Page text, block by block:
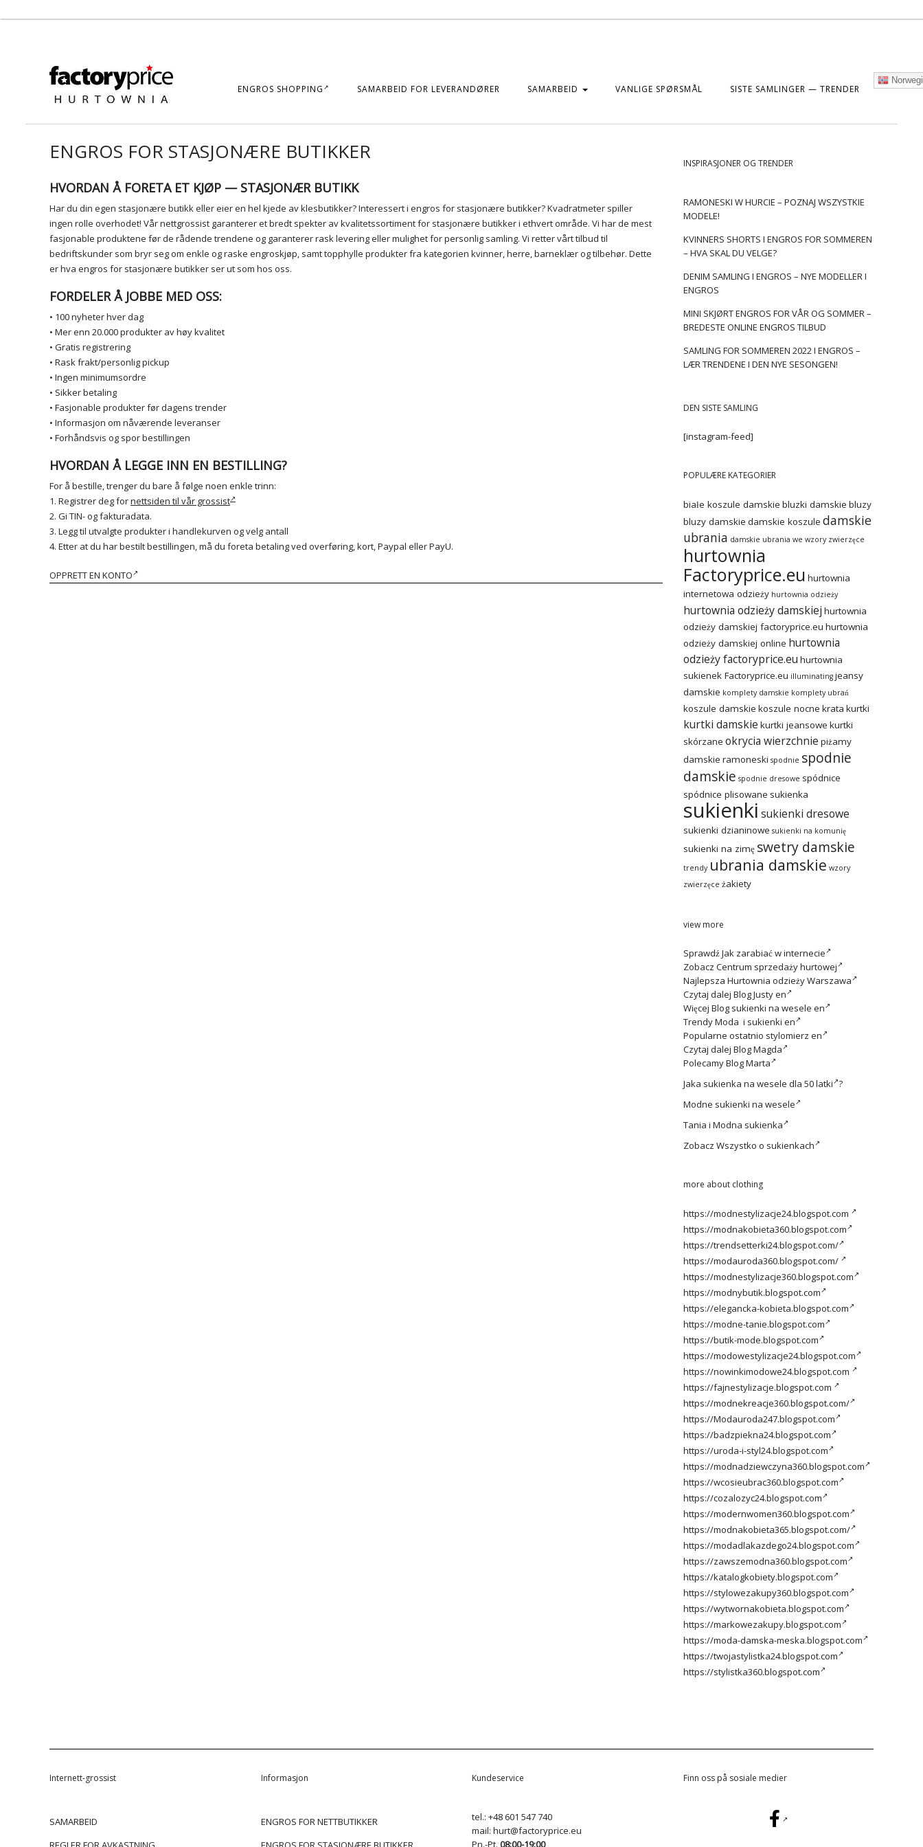
ENGROS SHOPPING SAMARBEID FOR LEVERANDØRER SAMARBEID VANLIGE SPØRSMÅL SISTE SAMLINGER — TRENDER
ENGROS FOR STASJONÆRE BUTIKKER
HVORDAN Å FORETA ET KJØP — STASJONÆR BUTIKK
Har du din egen stasjonære butikk eller eier en hel kjede av klesbutikker? Interessert i engros for stasjonære butikker? Kvadratmeter spiller
ingen rolle overhodet! Vår nettgrossist garanterer et bredt spekter av kvalitetssortiment for stasjonære butikker i ethvert område. Vi har de mest
fasjonable produktene før de rådende trendene og garanterer rask levering eller mulighet for personlig samling. Vi retter vårt tilbud til
bedriftskunder som bryr seg om enkle og raske engroskjøp, samt topphylle produkter fra kategorien kvinner, herre, barneklær og tilbehør. Dette
er hva engros for stasjonære butikker ser ut som hos oss.
FORDELER Å JOBBE MED OSS:
• 100 nyheter hver dag
• Mer enn 20.000 produkter av høy kvalitet
• Gratis registrering
• Rask frakt/personlig pickup
• Ingen minimumsordre
• Sikker betaling
• Fasjonable produkter før dagens trender
• Informasjon om nåværende leveranser
• Forhåndsvis og spor bestillingen
HVORDAN Å LEGGE INN EN BESTILLING?
For å bestille, trenger du bare å følge noen enkle trinn:
1. Registrer deg fornettsiden til vår grossist
2. Gi TIN- og fakturadata.
3. Legg til utvalgte produkter i handlekurven og velg antall
4. Etter at du har bestilt bestillingen, må du foreta betaling ved overføring, kort, Paypal eller PayU.
OPPRETT EN KONTO
INSPIRASJONER OG TRENDER
RAMONESKI W HURCIE – POZNAJ WSZYSTKIE
MODELE!
KVINNERS SHORTS I ENGROS FOR SOMMEREN
– HVA SKAL DU VELGE?
DENIM SAMLING I ENGROS – NYE MODELLER I
ENGROS
MINI SKJØRT ENGROS FOR VÅR OG SOMMER –
BREDESTE ONLINE ENGROS TILBUD
SAMLING FOR SOMMEREN 2022 I ENGROS –
LÆR TRENDENE I DEN NYE SESONGEN!
DEN SISTE SAMLING
[instagram-feed]
POPULÆRE KATEGORIER
białe koszule damskie bluzki damskie bluzy
bluzy damskie damskie koszule damskie
ubrania damskie ubrania we wzory zwierzęce
hurtownia
Factoryprice.eu hurtownia
internetowa odzieży hurtownia odzieży
hurtownia odzieży damskiej hurtownia
odzieży damskiej factoryprice.eu hurtownia
odzieży damskiej online hurtownia
odzieży factoryprice.eu hurtownia
sukienek Factoryprice.eu illuminating jeansy
damskie komplety damskie komplety ubrań
koszule damskie koszule nocne krata kurtki
kurtki damskie kurtki jeansowe kurtki
skórzane okrycia wierzchnie piżamy
damskie ramoneski spodnie spodnie
damskie spodnie dresowe spódnice
spódnice plisowane sukienka
sukienki sukienki dresowe
sukienki dzianinowe sukienki na komunię
sukienki na zimę swetry damskie
trendy ubrania damskie wzory
zwierzęce żakiety
view more
SprawdźJak zarabiać w internecie
Zobacz Centrum sprzedaży hurtowej
Najlepsza Hurtownia odzieży Warszawa
Czytaj dalej Blog Justy en
Więcej Blog sukienki na wesele en
TrendyModa i sukienki en
Popularne ostatnio stylomierz en
Czytaj dalej Blog Magda
PolecamyBlog Marta
Jaka sukienka na wesele dla 50 latki ?
Modne sukienki na wesele
Tania i Modna sukienka
Zobacz Wszystko o sukienkach
more about clothing
https://modnestylizacje24.blogspot.com
https://modnakobieta360.blogspot.com
https://trendsetterki24.blogspot.com/
https://modauroda360.blogspot.com/
https://modnestylizacje360.blogspot.com
https://modnybutik.blogspot.com
https://elegancka-kobieta.blogspot.com
https://modne-tanie.blogspot.com
https://butik-mode.blogspot.com
https://modowestylizacje24.blogspot.com
https://nowinkimodowe24.blogspot.com
https://fajnestylizacje.blogspot.com
https://modnekreacje360.blogspot.com/
https://Modauroda247.blogspot.com
https://badzpiekna24.blogspot.com
https://uroda-i-styl24.blogspot.com
https://modnadziewczyna360.blogspot.com
https://wcosieubrac360.blogspot.com
https://cozalozyc24.blogspot.com
https://modernwomen360.blogspot.com
https://modnakobieta365.blogspot.com/
https://modadlakazdego24.blogspot.com
https://zawszemodna360.blogspot.com
https://katalogkobiety.blogspot.com
https://stylowezakupy360.blogspot.com
https://wytwornakobieta.blogspot.com
https://markowezakupy.blogspot.com
https://moda-damska-meska.blogspot.com
https://twojastylistka24.blogspot.com
https://stylistka360.blogspot.com
Internett-grossist
SAMARBEID
Informasjon
ENGROS FOR NETTBUTIKKER
Kundeservice
tel.: +48 601 547 740
mail: hurt@factoryprice.eu
Pn.-Pt. 08:00-19:00
Finn oss på sosiale medier